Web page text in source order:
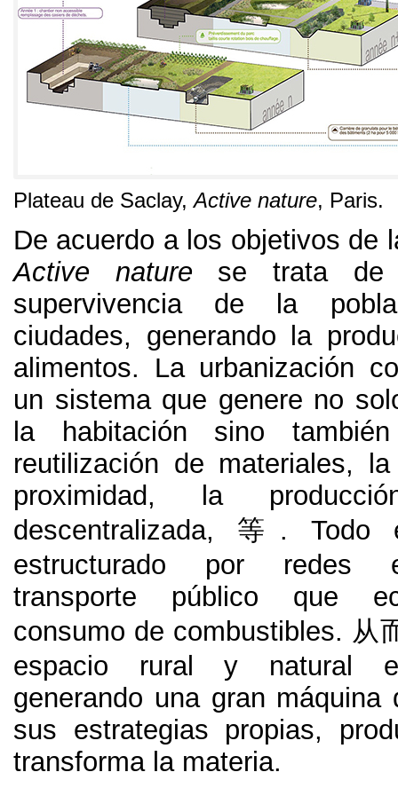
Plateau de Saclay,Active nature, Paris.
De acuerdo a los objetivos de
Active nature
se trata de
supervivencia de la
ciudades, generando la
alimentos. La urbanización
un sistema que genere no
la habitación sino
reutilización de materiales,
proximidad,
la
descentralizada, 等. Todo
estructurado por redes
transporte público que
consumo de combustibles. 从
espacio rural y natural
generando una gran máquina
sus estrategias propias,
transforma la materia.